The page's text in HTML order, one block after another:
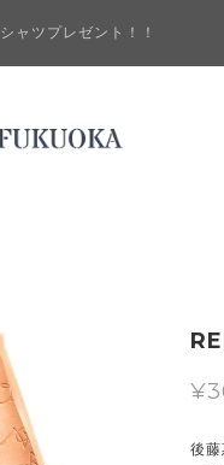
ャツプレゼント！！
後